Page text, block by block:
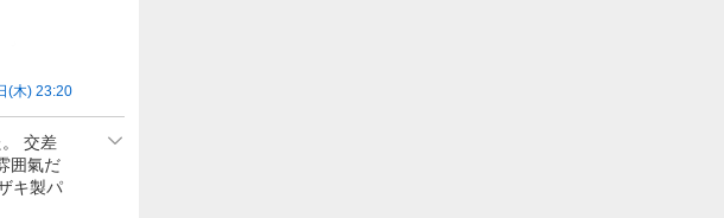
(木) 23:20
交差
囲氣だ
キ製パ